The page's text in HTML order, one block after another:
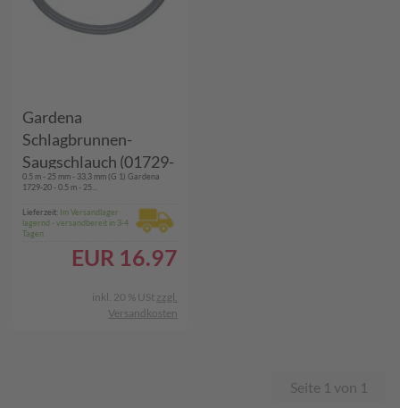
Gardena
Schlagbrunnen-
Saugschlauch (01729-
20)
0.5 m - 25 mm - 33,3 mm (G 1) Gardena
1729-20 - 0.5 m - 25...
Lieferzeit: Im Versandlager
lagernd - versandbereit in 3-4
Tagen
EUR 16.97
inkl. 20 % USt zzgl.
Versandkosten
Seite 1 von 1